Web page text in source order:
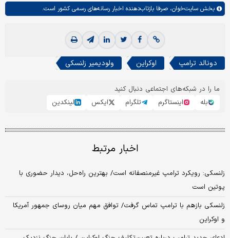
بخش سایت‌خوان، صرفا بازتاب‌دهنده اخبار رسانه‌های رسمی کشور است.
دونالد ترامپ اوکراین ولودیمیر زلنسکی
ما را در شبکه‌های اجتماعی دنبال کنید
بله
اینستاگرم تلگرام ایکس لینکدین
اخبار مرتبط
زلنسکی: رویکرد ترامپ غیرمنصفانه است/ بهترین راه‌حل، دیدار حضوری با
پوتین است
زلنسکی بازهم با ترامپ تماس گرفت/ توافق مهم میان روسای جمهور آمریکا
و اوکراین